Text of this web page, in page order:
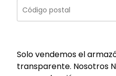
Solo vendemos el
transparente. Nosotros